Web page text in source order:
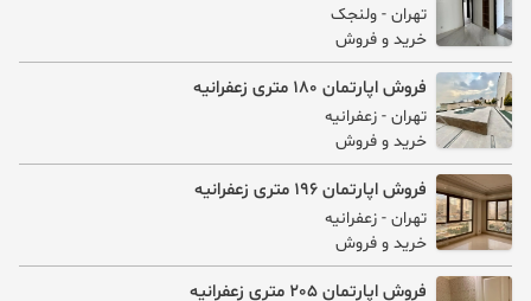
علیرضا خاکی
پوریا نظامی
کارن ابراهیمی
تهران - ولنجک
خرید و فروش
فروش اپارتمان 180 متری زعفرانیه
تهران - زعفرانیه
خرید و فروش
فروش اپارتمان 196 متری زعفرانیه
تهران - زعفرانیه
خرید و فروش
فروش اپارتمان 205 متری زعفرانیه